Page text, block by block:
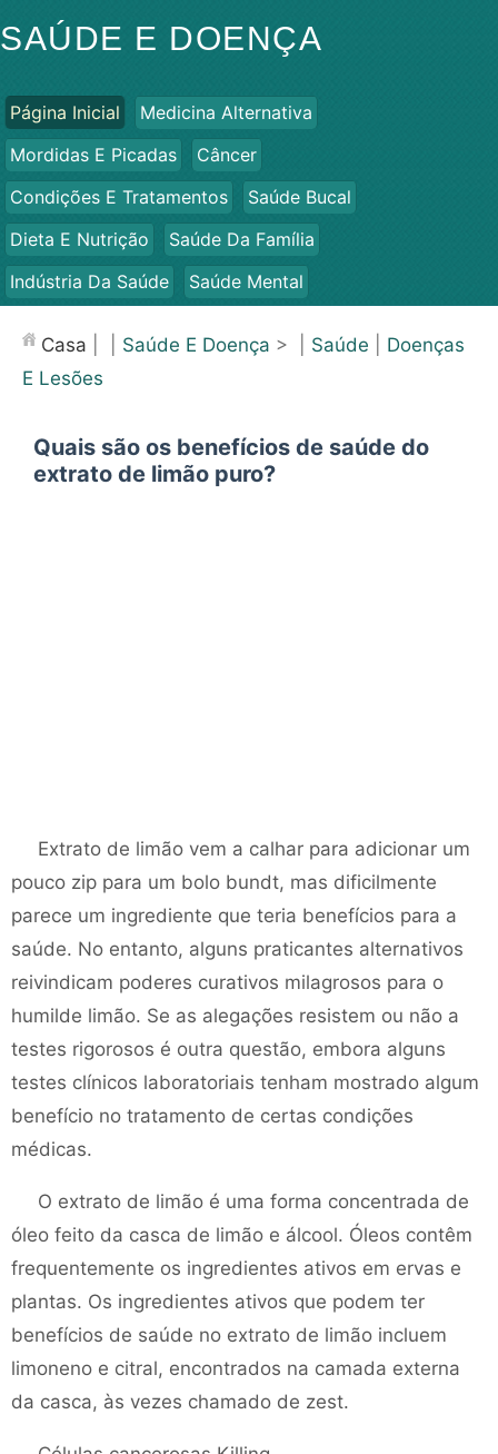
SAÚDE E DOENÇA
Página Inicial
Medicina Alternativa
Mordidas E Picadas
Câncer
Condições E Tratamentos
Saúde Bucal
Dieta E Nutrição
Saúde Da Família
Indústria Da Saúde
Saúde Mental
Saúde
Casa Saúde E Doença > | Saúde
Doenças
E Lesões
Quais são os benefícios de saúde do
extrato de limão puro?
Extrato de limão vem a calhar para adicionar um
pouco zip para um bolo bundt, mas dificilmente
parece um ingrediente que teria benefícios para a
saúde. No entanto, alguns praticantes alternativos
reivindicam poderes curativos milagrosos para o
humilde limão. Se as alegações resistem ou não a
testes rigorosos é outra questão, embora alguns
testes clínicos laboratoriais tenham mostrado algum
benefício no tratamento de certas condições
médicas.
O extrato de limão é uma forma concentrada de
óleo feito da casca de limão e álcool. Óleos contêm
frequentemente os ingredientes ativos em ervas e
plantas. Os ingredientes ativos que podem ter
benefícios de saúde no extrato de limão incluem
limoneno e citral, encontrados na camada externa
da casca, às vezes chamado de zest.